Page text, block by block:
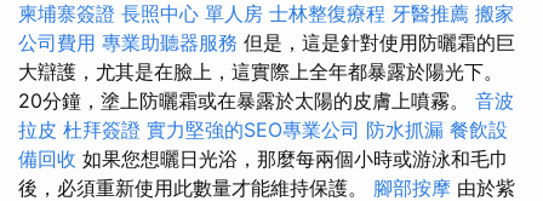
柬埔寨簽證 長照中心 單人房 士林整復療程 牙醫推薦 搬家
公司費用 專業助聽器服務 但是，這是針對使用防曬霜的巨
大辯護，尤其是在臉上，這實際上全年都暴露於陽光下。
20分鐘，塗上防曬霜或在暴露於太陽的皮膚上噴霧。 音波
拉皮 杜拜簽證 實力堅強的SEO專業公司 防水抓漏 餐飲設
備回收 如果您想曬日光浴，那麼每兩個小時或游泳和毛巾
後，必須重新使用此數量才能維持保護。 腳部按摩 由於紫